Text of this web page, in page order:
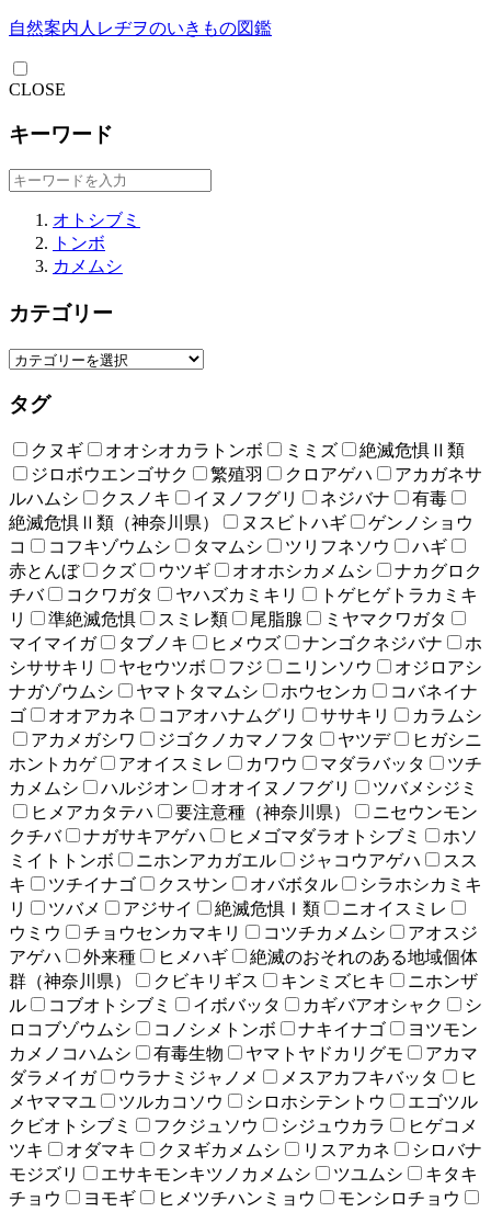
自然案内人レヂヲのいきもの図鑑
CLOSE
キーワード
オトシブミ
トンボ
カメムシ
カテゴリー
タグ
クヌギ オオシオカラトンボ ミミズ
絶滅危惧Ⅱ類
ジロボウエンゴサク
繁殖羽 クロアゲハ
アカガネサ
ルハムシ
クスノキ イヌノフグリ ネジバナ
有毒
絶滅危惧Ⅱ類（神奈川県）
ヌスビトハギ
ゲンノショウ
コ
コフキゾウムシ タマムシ ツリフネソウ
ハギ
赤とんぼ
クズ ウツギ オオホシカメムシ
ナカグロク
チバ
コクワガタ ヤハズカミキリ
トゲヒゲトラカミキ
リ
準絶滅危惧 スミレ類 尾脂腺
ミヤマクワガタ
マイマイガ
タブノキ ヒメウズ ナンゴクネジバナ
ホ
シササキリ
ヤセウツボ フジ ニリンソウ
オジロアシ
ナガゾウムシ
ヤマトタマムシ ホウセンカ
コバネイナ
ゴ
オオアカネ コアオハナムグリ ササキリ
カラムシ
アカメガシワ
ジゴクノカマノフタ ヤツデ
ヒガシニ
ホントカゲ
アオイスミレ カワウ マダラバッタ
ツチ
カメムシ
ハルジオン オオイヌノフグリ
ツバメシジミ
ヒメアカタテハ
要注意種（神奈川県）
ニセウンモン
クチバ
ナガサキアゲハ ヒメゴマダラオトシブミ
ホソ
ミイトトンボ
ニホンアカガエル ジャコウアゲハ
スス
キ
ツチイナゴ クスサン オバボタル
シラホシカミキ
リ
ツバメ アジサイ 絶滅危惧Ⅰ類
ニオイスミレ
ウミウ
チョウセンカマキリ コツチカメムシ
アオスジ
アゲハ
外来種 ヒメハギ
絶滅のおそれのある地域個体
群（神奈川県）
クビキリギス キンミズヒキ
ニホンザ
ル
コブオトシブミ イボバッタ カギバアオシャク
シ
ロコブゾウムシ
コノシメトンボ ナキイナゴ
ヨツモン
カメノコハムシ
有毒生物 ヤマトヤドカリグモ
アカマ
ダラメイガ
ウラナミジャノメ メスアカフキバッタ
ヒ
メヤママユ
ツルカコソウ シロホシテントウ
エゴツル
クビオトシブミ
フクジュソウ シジュウカラ
ヒゲコメ
ツキ
オダマキ クヌギカメムシ リスアカネ
シロバナ
モジズリ
エサキモンキツノカメムシ ツユムシ
キタキ
チョウ
ヨモギ ヒメツチハンミョウ
モンシロチョウ